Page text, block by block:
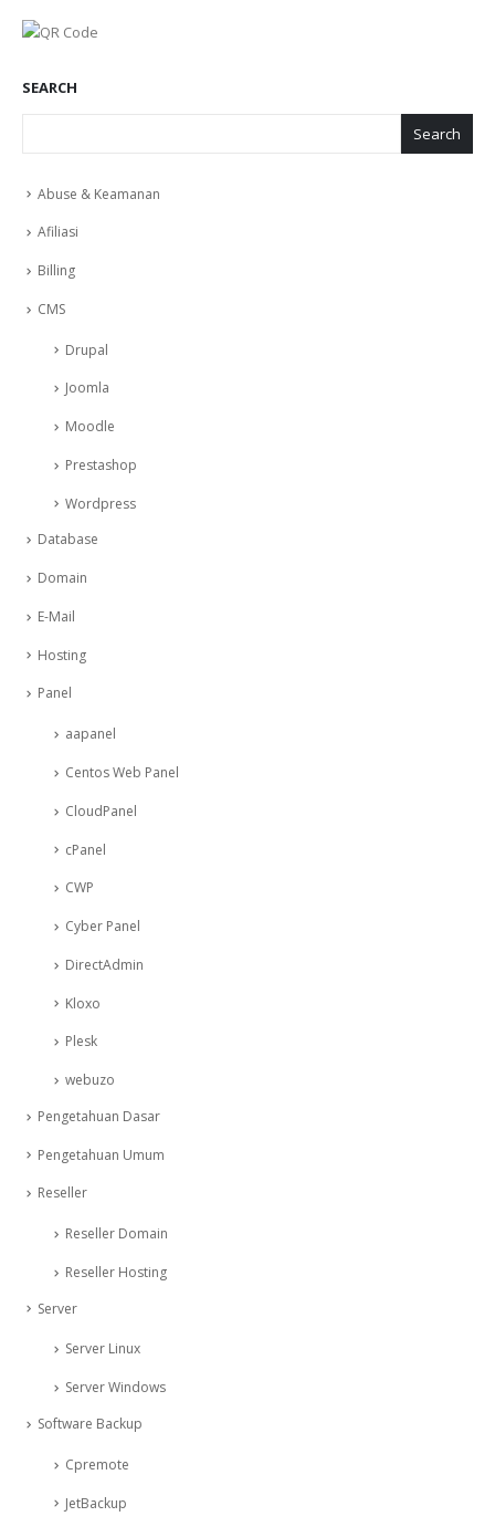
SEARCH
Search
Abuse & Keamanan
Afiliasi
Billing
CMS
Drupal
Joomla
Moodle
Prestashop
Wordpress
Database
Domain
E-Mail
Hosting
Panel
aapanel
Centos Web Panel
CloudPanel
cPanel
CWP
Cyber Panel
DirectAdmin
Kloxo
Plesk
webuzo
Pengetahuan Dasar
Pengetahuan Umum
Reseller
Reseller Domain
Reseller Hosting
Server
Server Linux
Server Windows
Software Backup
Cpremote
JetBackup